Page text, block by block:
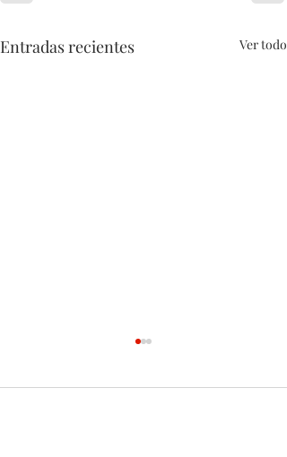
Entradas recientes Ver todo